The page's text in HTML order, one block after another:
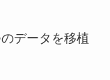
データを移植